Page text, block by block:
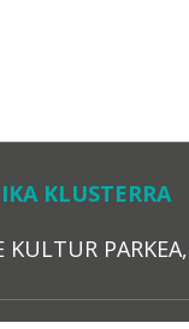
KLUSTERRA
KULTUR